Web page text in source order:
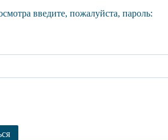
введите, пожалуйста, пароль: